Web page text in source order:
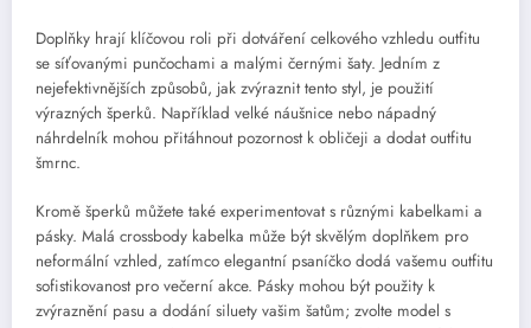
Doplňky hrají klíčovou roli při dotváření celkového vzhledu outfitu
se síťovanými punčochami a malými černými šaty. Jedním z
nejefektivnějších způsobů, jak zvýraznit tento styl, je použití
výrazných šperků. Například velké náušnice nebo nápadný
náhrdelník mohou přitáhnout pozornost k obličeji a dodat outfitu
šmrnc.
Kromě šperků můžete také experimentovat s různými kabelkami a
pásky. Malá crossbody kabelka může být skvělým doplňkem pro
neformální vzhled, zatímco elegantní psaníčko dodá vašemu outfitu
sofistikovanost pro večerní akce. Pásky mohou být použity k
zvýraznění pasu a dodání siluety vašim šatům; zvolte model s